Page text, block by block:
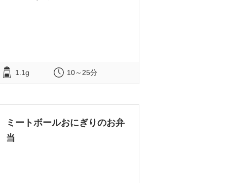
1.1g 10～25分
ミートボールおにぎりのお弁
当